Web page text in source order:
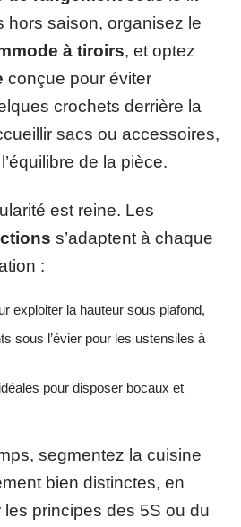
hors saison, organisez le
à tiroirs, et optez
conçue pour éviter
crochets derrière la
sacs ou accessoires,
de la pièce.
est reine. Les
s’adaptent à chaque
:
exploiter la hauteur sous plafond,
sous l’évier pour les ustensiles à
pour disposer bocaux et
segmentez la cuisine
bien distinctes, en
principes des 5S ou du